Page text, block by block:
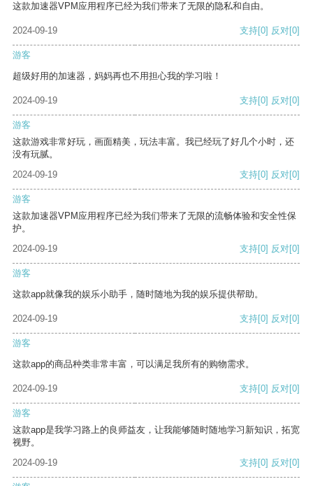
这款加速器VPM应用程序已经为我们带来了无限的隐私和自由。
2024-09-19 支持[0] 反对[0]
游客
超级好用的加速器，妈妈再也不用担心我的学习啦！
2024-09-19 支持[0] 反对[0]
游客
这款游戏非常好玩，画面精美，玩法丰富。我已经玩了好几个小时，还
没有玩腻。
2024-09-19
支持[0] 反对[0]
游客
这款加速器VPM应用程序已经为我们带来了无限的流畅体验和安全性保
护。
2024-09-19
支持[0] 反对[0]
游客
这款app就像我的娱乐小助手，随时随地为我的娱乐提供帮助。
2024-09-19 支持[0] 反对[0]
游客
这款app的商品种类非常丰富，可以满足我所有的购物需求。
2024-09-19 支持[0] 反对[0]
游客
这款app是我学习路上的良师益友，让我能够随时随地学习新知识，拓宽
视野。
2024-09-19
支持[0] 反对[0]